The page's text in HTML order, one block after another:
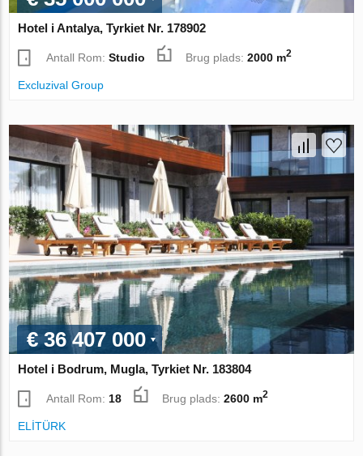
Hotel i Antalya, Tyrkiet Nr. 178902
Antall Rom:Studio Brug plads:2000 m2
Excluzival Group
€ 36 407 000
Hotel i Bodrum, Mugla, Tyrkiet Nr. 183804
Antall Rom: 18 Brug plads:2600 m2
ELİTÜRK